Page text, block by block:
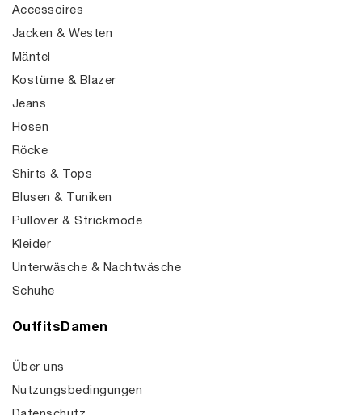
Accessoires
Jacken & Westen
Mäntel
Kostüme & Blazer
Jeans
Hosen
Röcke
Shirts & Tops
Blusen & Tuniken
Pullover & Strickmode
Kleider
Unterwäsche & Nachtwäsche
Schuhe
OutfitsDamen
Über uns
Nutzungsbedingungen